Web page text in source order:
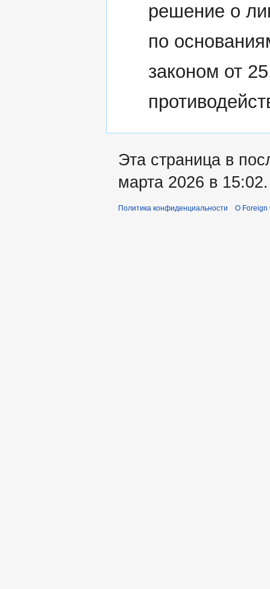
решение о
по
законом от
Эта страница в
марта 2026 в 15:02.
Политика конфиденциальности О Foreign